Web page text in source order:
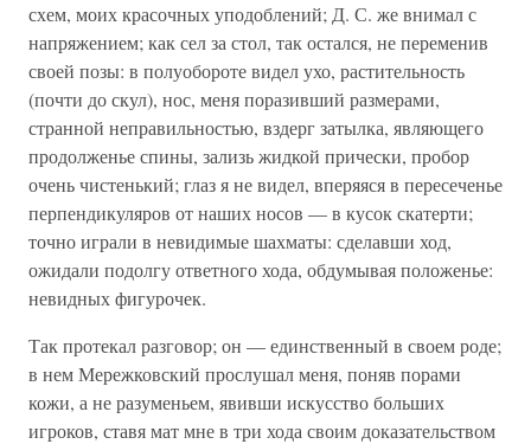
схем, моих красочных уподоблений; Д. С. же внимал с
напряжением; как сел за стол, так остался, не переменив
своей позы: в полуобороте видел ухо, растительность
(почти до скул), нос, меня поразивший размерами,
странной неправильностью, вздерг затылка, являющего
продолженье спины, зализь жидкой прически, пробор
очень чистенький; глаз я не видел, вперяяся в пересеченье
перпендикуляров от наших носов — в кусок скатерти;
точно играли в невидимые шахматы: сделавши ход,
ожидали подолгу ответного хода, обдумывая положенье:
невидных фигурочек.
Так протекал разговор; он — единственный в своем роде;
в нем Мережковский прослушал меня, поняв порами
кожи, а не разуменьем, явивши искусство больших
игроков, ставя мат мне в три хода своим доказательством